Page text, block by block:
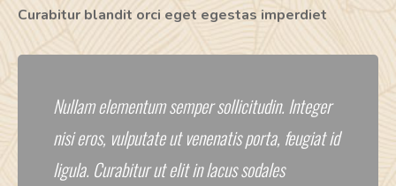
Curabitur blandit orci eget egestas imperdiet
Nullam elementum semper sollicitudin. Integer
nisi eros, vulputate ut venenatis porta, feugiat id
ligula. Curabitur ut elit in lacus sodales